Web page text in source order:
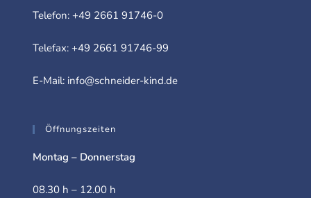
Telefon: +49 2661 91746-0
Telefax: +49 2661 91746-99
E-Mail: info@schneider-kind.de
Öffnungszeiten
Montag – Donnerstag
08.30 h – 12.00 h